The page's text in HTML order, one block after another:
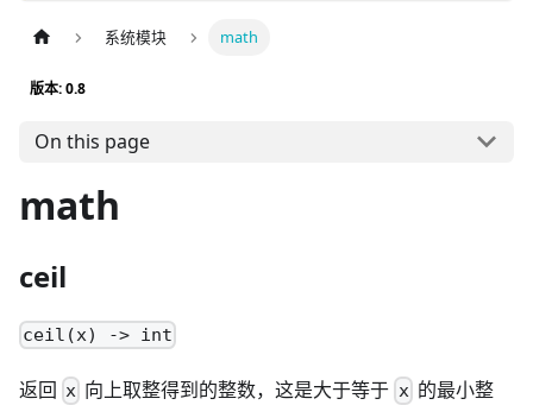
系统模块 math
版本: 0.8
On this page
math
ceil
ceil(x) -> int
返回 x 向上取整得到的整数，这是大于等于 x的最小整